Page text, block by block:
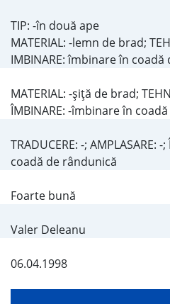
TIP: -în două ape
MATERIAL: -lemn de brad;
IMBINARE: îmbinare în
MATERIAL: -şiţă de brad;
ÎMBINARE: -îmbinare în
TRADUCERE: -; AMPLASARE:
coadă de rândunică
Foarte bună
Valer Deleanu
06.04.1998